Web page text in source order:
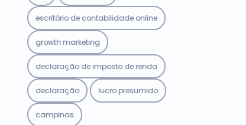
escritório de contabilidade online
growth marketing
declaração de imposto de renda
declaração lucro presumido
campinas